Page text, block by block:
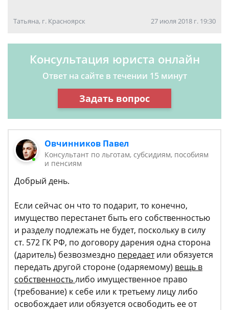
Татьяна, г. Красноярск 27 июля 2018 г. 19:30
Консультация юриста онлайн
Ответ на сайте в течении 15 минут
Задать вопрос
Овчинников Павел
Консультант по льготам, субсидиям, пособиям
и пенсиям
Добрый день.
Если сейчас он что то подарит, то конечно,
имущество перестанет быть его собственностью
и разделу подлежать не будет, поскольку в силу
ст. 572 ГК РФ, по договору дарения одна сторона
(даритель) безвозмездно передаетили обязуется
передать другой стороне (одаряемому) вещь в
собственностьлибо имущественное право
(требование) к себе или к третьему лицу либо
освобождает или обязуется освободить ее от